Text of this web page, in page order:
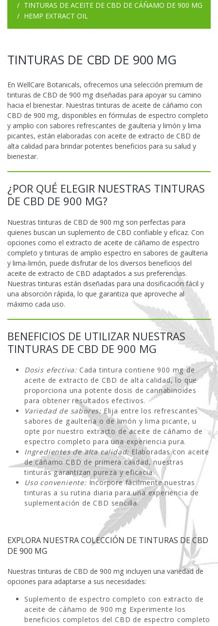
TINTURAS DE ACEITE DE CBD DE CÁÑAMO DE 900 MG
HEMP EXTRACT OIL
TINTURAS DE CBD DE 900 MG
En WellCare Botanicals, ofrecemos una selección premium de
tinturas de CBD de 900 mg diseñadas para apoyar su camino
hacia el bienestar. Nuestras tinturas de aceite de cáñamo con
CBD de 900 mg, disponibles en fórmulas de espectro completo
y amplio con sabores refrescantes de gaulteria y limón y lima
picantes, están elaboradas con aceite de extracto de CBD de
alta calidad para brindar potentes beneficios para su salud y
bienestar.
¿POR QUÉ ELEGIR NUESTRAS TINTURAS
DE CBD DE 900 MG?
Nuestras tinturas de CBD de 900 mg son perfectas para
quienes buscan un suplemento de CBD confiable y eficaz. Con
opciones como el extracto de aceite de cáñamo de espectro
completo y tinturas de amplio espectro en sabores de gaulteria
y lima-limón, puede disfrutar de los diversos beneficios del
aceite de extracto de CBD adaptados a sus preferencias.
Nuestras tinturas están diseñadas para una dosificación fácil y
una absorción rápida, lo que garantiza que aproveche al
máximo cada uso.
BENEFICIOS DE UTILIZAR NUESTRAS
TINTURAS DE CBD DE 900 MG
Dosis efectiva: Cada tintura contiene 900 mg de
aceite de extracto de CBD de alta calidad, lo que
proporciona una potente dosis de cannabinoides
para obtener resultados efectivos.
Variedad de sabores: Elija entre los refrescantes
sabores de gaulteria o de limón y lima picante, u
opte por nuestro extracto de aceite de cáñamo de
espectro completo para una experiencia pura.
Ingredientes de alta calidad: Elaboradas con aceite
de cáñamo CBD de primera calidad, nuestras
tinturas garantizan pureza y eficacia.
Uso conveniente:Incorpore fácilmente nuestras
tinturas a su rutina diaria para una experiencia de
suplementación de CBD sencilla.
EXPLORA NUESTRA COLECCIÓN DE TINTURAS DE CBD
DE 900 MG
Nuestras tinturas de CBD de 900 mg incluyen una variedad de
opciones para adaptarse a sus necesidades:
Suplemento de espectro completo con extracto de
aceite de cáñamo de 900 mg Experimente los
beneficios completos del CBD de espectro completo